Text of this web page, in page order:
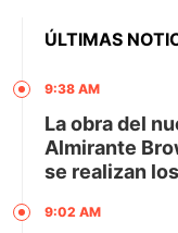
ÚLTIMAS
9:38 AM
La obra del
Almirante
se realizan
9:02 AM